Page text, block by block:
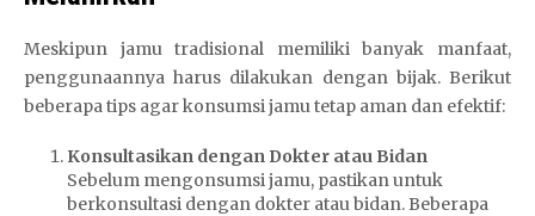
Meskipun jamu tradisional memiliki banyak manfaat,
penggunaannya harus dilakukan dengan bijak. Berikut
beberapa tips agar konsumsi jamu tetap aman dan efektif:
Konsultasikan dengan Dokter atau Bidan
Sebelum mengonsumsi jamu, pastikan untuk
berkonsultasi dengan dokter atau bidan. Beberapa